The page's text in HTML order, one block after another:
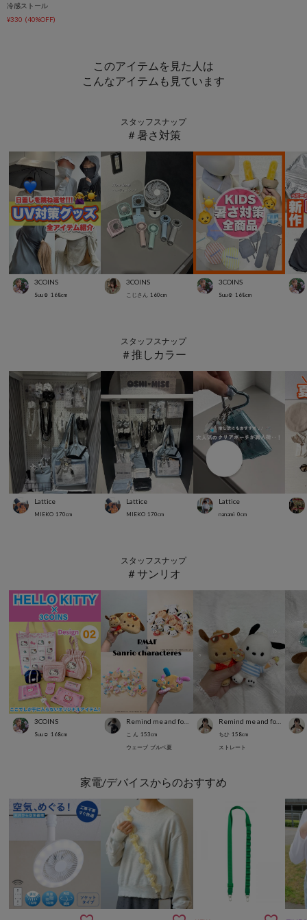
冷感ストール
¥330 (40%OFF)
このアイテムを見た人は
こんなアイテムも見ています
スタッフスナップ
＃暑さ対策
3COINS
Suu☺︎ 168cm
3COINS
こじさん 160cm
3COINS
Suu☺︎ 168cm
スタッフスナップ
＃推しカラー
Lattice
MIEKO 170cm
Lattice
MIEKO 170cm
Lattice
nanami 0cm
スタッフスナップ
＃サンリオ
3COINS
Suu☺︎ 168cm こ ん 153cm
ウェーブ ブルベ夏
Remind me and forever
ちひ 158cm
ストレート
家電/デバイスからのおすすめ